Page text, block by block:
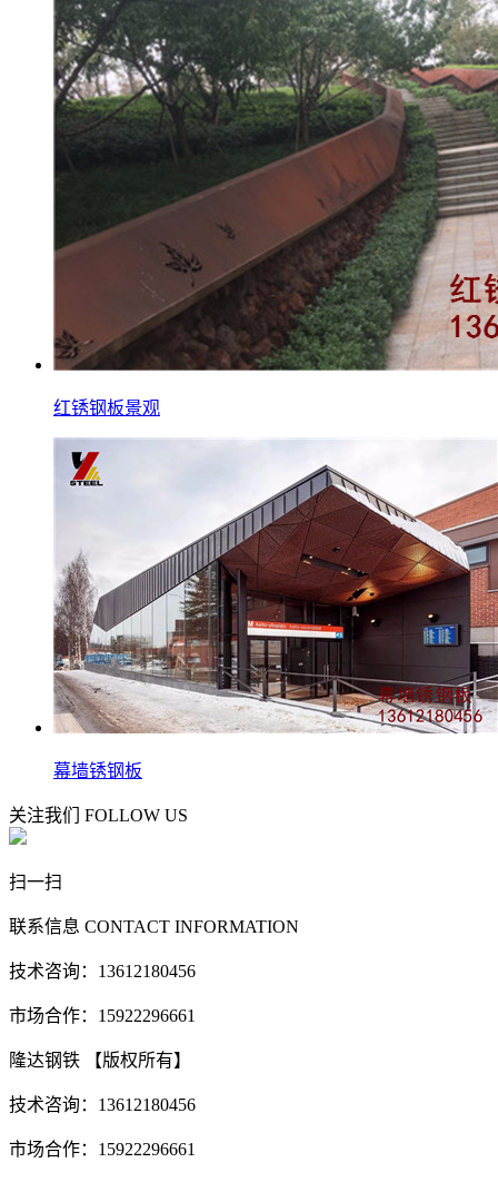
红锈钢板景观
幕墙锈钢板
关注我们 FOLLOW US
扫一扫
联系信息 CONTACT INFORMATION
技术咨询：13612180456
市场合作：15922296661
隆达钢铁 【版权所有】
技术咨询：13612180456
市场合作：15922296661